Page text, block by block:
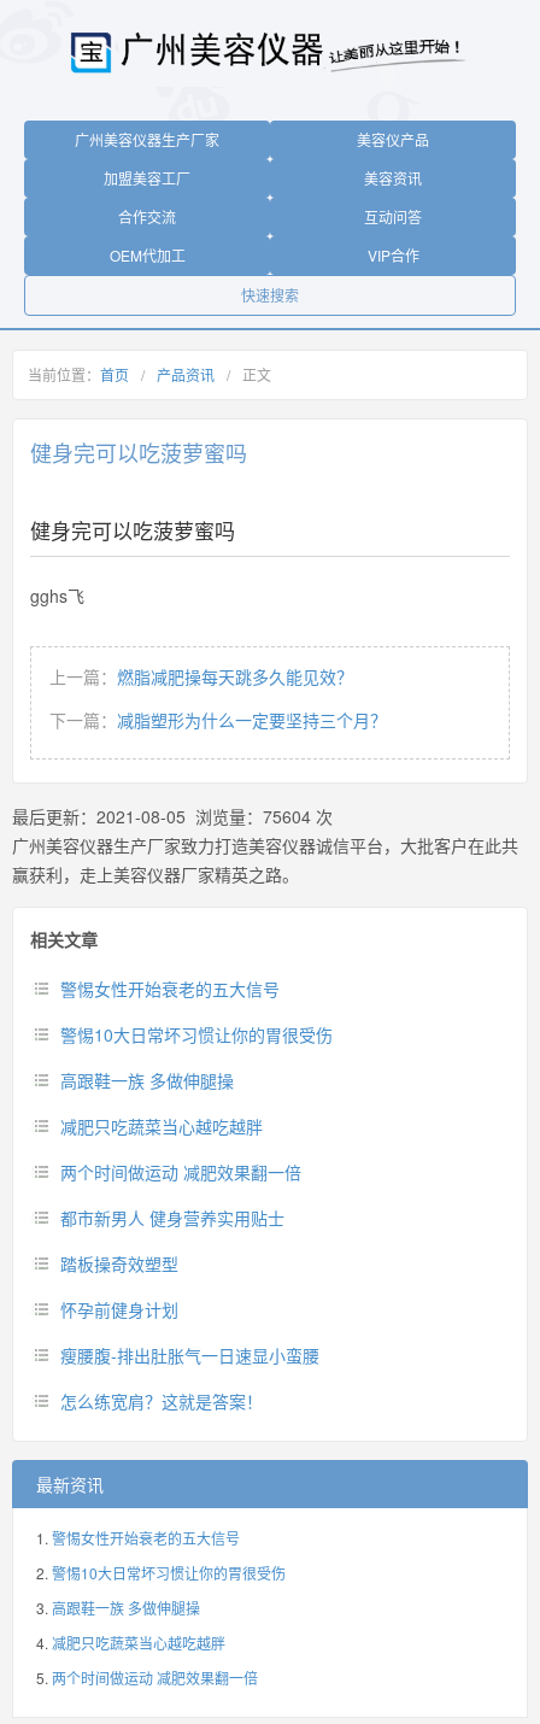
广州美容仪器生产厂家
美容仪产品
加盟美容工厂
美容资讯
合作交流
互动问答
OEM代加工
VIP合作
快速搜索
当前位置： 首页 / 产品资讯 / 正文
健身完可以吃菠萝蜜吗
健身完可以吃菠萝蜜吗
gghs飞
上一篇： 燃脂减肥操每天跳多久能见效？
下一篇： 减脂塑形为什么一定要坚持三个月？
最后更新： 2021-08-05 浏览量： 75604 次
广州美容仪器生产厂家致力打造美容仪器诚信平台，大批客户在此共
赢获利，走上美容仪器厂家精英之路。
相关文章
警惕女性开始衰老的五大信号
警惕10大日常坏习惯让你的胃很受伤
高跟鞋一族 多做伸腿操
减肥只吃蔬菜当心越吃越胖
两个时间做运动 减肥效果翻一倍
都市新男人 健身营养实用贴士
踏板操奇效塑型
怀孕前健身计划
瘦腰腹-排出肚胀气一日速显小蛮腰
怎么练宽肩？这就是答案！
最新资讯
警惕女性开始衰老的五大信号
警惕10大日常坏习惯让你的胃很受伤
高跟鞋一族 多做伸腿操
减肥只吃蔬菜当心越吃越胖
两个时间做运动 减肥效果翻一倍